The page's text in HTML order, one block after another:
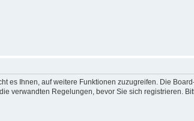
es Ihnen, auf weitere Funktionen zuzugreifen. Die
verwandten Regelungen, bevor Sie sich registrieren.